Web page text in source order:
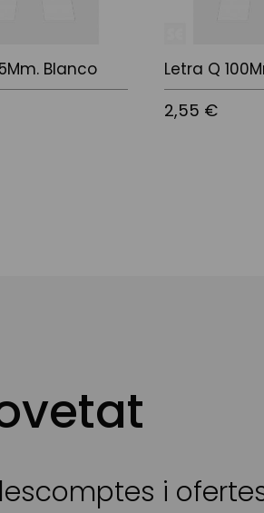
Blanco Letra Q
2,55 €
i